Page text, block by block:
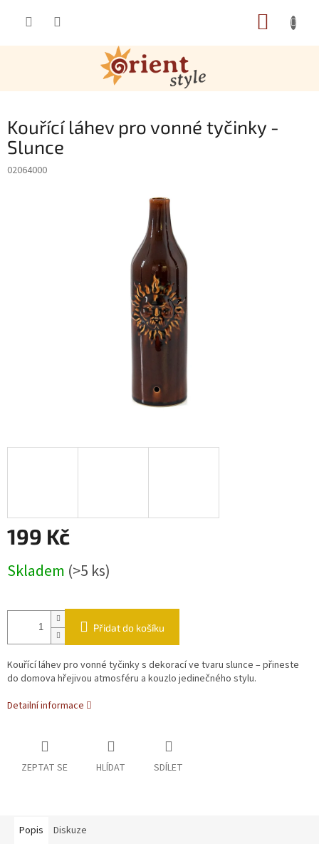
Kouřící láhev pro vonné tyčinky -
Slunce
02064000
199 Kč
Skladem (>5 ks)
Přidat do košíku
Kouřící láhev pro vonné tyčinky s dekorací ve tvaru slunce – přineste
do domova hřejivou atmosféru a kouzlo jedinečného stylu.
Detailní informace
ZEPTAT SE HLÍDAT SDÍLET
Popis Diskuze